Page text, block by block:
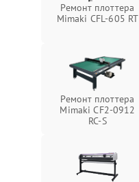
Ремонт плоттера
Mimaki CFL-605 RT
Ремонт плоттера
Mimaki CF2-0912
RC-S